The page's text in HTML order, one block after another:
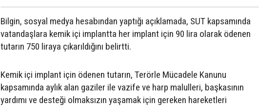
Bilgin, sosyal medya hesabından yaptığı açıklamada, SUT kapsamında
vatandaşlara kemik içi implantta her implant için 90 lira olarak ödenen
tutarın 750 liraya çıkarıldığını belirtti.
Kemik içi implant için ödenen tutarın, Terörle Mücadele Kanunu
kapsamında aylık alan gaziler ile vazife ve harp malulleri, başkasının
yardımı ve desteği olmaksızın yaşamak için gereken hareketleri